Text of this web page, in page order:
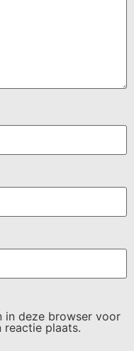
in deze browser voor
reactie plaats.